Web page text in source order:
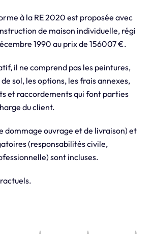
à la RE 2020 est proposée avec
de maison individuelle, régi
1990 au prix de 156007 €.
il ne comprend pas les peintures,
sol, les options, les frais annexes,
et raccordements qui font parties
du client.
dommage ouvrage et de livraison) et
(responsabilités civile,
sont incluses.